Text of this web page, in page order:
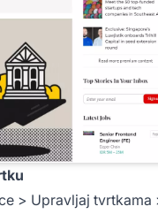
> Upravljaj tvrtkama